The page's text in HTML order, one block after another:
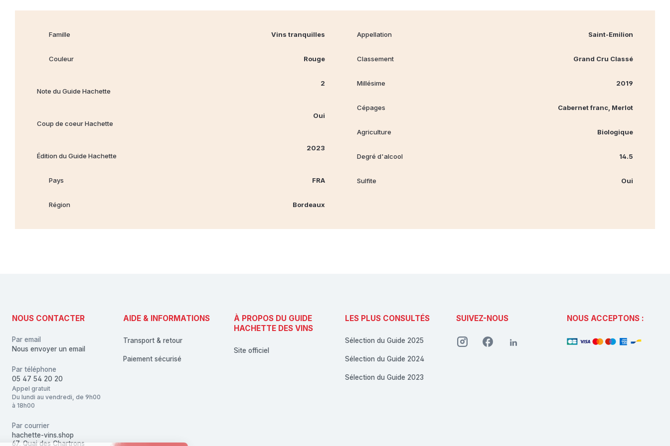
Famille Vins tranquilles
Couleur Rouge
Note du Guide Hachette
2
Coup de coeur Hachette
Oui
Édition du Guide Hachette
2023
Pays FRA
Région Bordeaux
Appellation Saint-Emilion
Classement Grand Cru Classé
Millésime 2019
Cépages Cabernet franc, Merlot
Agriculture Biologique
Degré d'alcool 14.5
Sulfite Oui
NOUS CONTACTER
Par email
Nous envoyer un email
Par téléphone
05 47 54 20 20
Appel gratuit
Du lundi au vendredi, de 9h00
à 18h00
Par courrier
hachette-vins.shop
67, Quai des Chartrons
AIDE & INFORMATIONS
Transport & retour
Paiement sécurisé
À PROPOS DU GUIDE
HACHETTE DES VINS
Site officiel
LES PLUS CONSULTÉS
Sélection du Guide 2025
Sélection du Guide 2024
Sélection du Guide 2023
SUIVEZ-NOUS NOUS ACCEPTONS :